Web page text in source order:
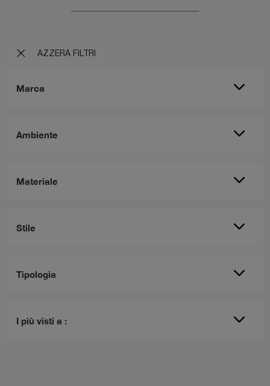
AZZERA FILTRI
Marca
Ambiente
Materiale
Stile
Tipologia
I più visti a :